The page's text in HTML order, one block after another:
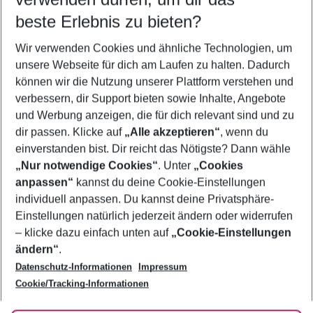
5-8 Nächte
2 Erwachsene Keine Kinder
Mehr Filter anzeigen
Footer
Footer navigation
Über uns
AGB
Bestpreisgarantie
Cookie-Einstellungen ändern
Cookie-Richtlinie
Agenturbetreuung
Barrierefreies Reisen
Folge uns
beste Erlebnis zu bieten?
Wir verwenden Cookies und ähnliche Technologien, um
unsere Webseite für dich am Laufen zu halten. Dadurch
können wir die Nutzung unserer Plattform verstehen und
verbessern, dir Support bieten sowie Inhalte, Angebote
und Werbung anzeigen, die für dich relevant sind und zu
dir passen. Klicke auf „Alle akzeptieren“, wenn du
einverstanden bist. Dir reicht das Nötigste? Dann wähle
„Nur notwendige Cookies“. Unter „Cookies
anpassen“ kannst du deine Cookie-Einstellungen
individuell anpassen. Du kannst deine Privatsphäre-
Einstellungen natürlich jederzeit ändern oder widerrufen
– klicke dazu einfach unten auf „Cookie-Einstellungen
ändern“.
Datenschutz-Informationen
Impressum
Cookie/Tracking-Informationen